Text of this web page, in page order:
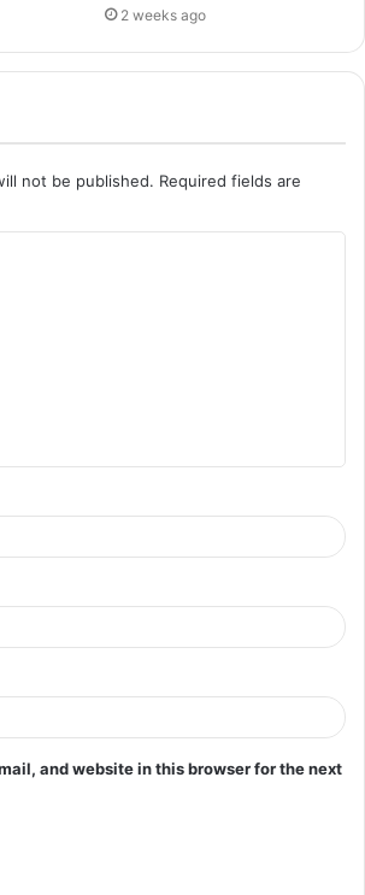
2 weeks ago
not be published. Required fields are
and website in this browser for the next